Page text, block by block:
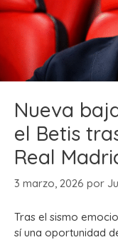
Nueva
el Betis
Real
3 marzo, 2026 por
Tras el sismo
sí una oportunidad